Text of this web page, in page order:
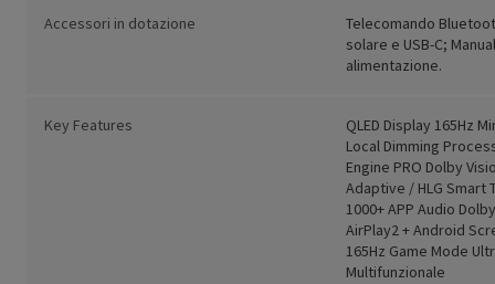
Accessori in dotazione
Telecomando
solare e USB-C;
alimentazione.
Key Features
QLED Display 165Hz
Local Dimming
Engine PRO Dolby
Adaptive / HLG Smart
1000+ APP Audio
AirPlay2 + Android
165Hz Game Mode
Multifunzionale